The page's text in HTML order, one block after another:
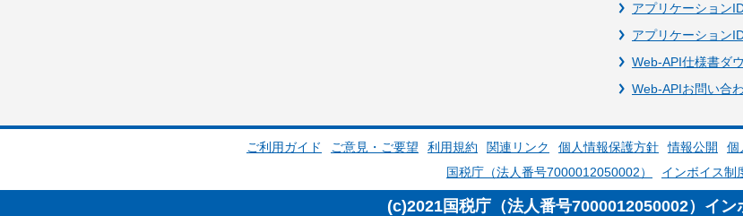
アプリケーション
アプリケーション
Web-API仕様書ダ
Web-APIお問い合
ご利用ガイド ご意見・ご要望 利用規約 関連リンク 個人情報保護方針 情報公開 個
国税庁（法人番号7000012050002）
インボイス制
(c)2021国税庁（法人番号7000012050002）イン